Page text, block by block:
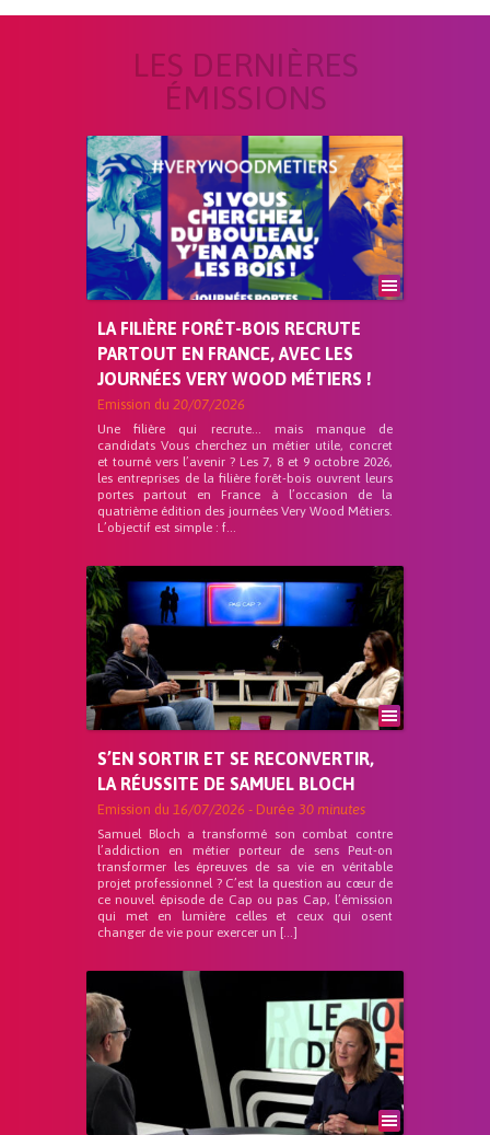
LES DERNIÈRES
ÉMISSIONS
LA FILIÈRE FORÊT-BOIS RECRUTE
PARTOUT EN FRANCE, AVEC LES
JOURNÉES VERY WOOD MÉTIERS !
Emission du 20/07/2026
Une filière qui recrute… mais manque de
candidats Vous cherchez un métier utile, concret
et tourné vers l’avenir ? Les 7, 8 et 9 octobre 2026,
les entreprises de la filière forêt-bois ouvrent leurs
portes partout en France à l’occasion de la
quatrième édition des journées Very Wood Métiers.
L’objectif est simple : f...
S’EN SORTIR ET SE RECONVERTIR,
LA RÉUSSITE DE SAMUEL BLOCH
Emission du 16/07/2026 - Durée 30 minutes
Samuel Bloch a transformé son combat contre
l’addiction en métier porteur de sens Peut-on
transformer les épreuves de sa vie en véritable
projet professionnel ? C’est la question au cœur de
ce nouvel épisode de Cap ou pas Cap, l’émission
qui met en lumière celles et ceux qui osent
changer de vie pour exercer un […]